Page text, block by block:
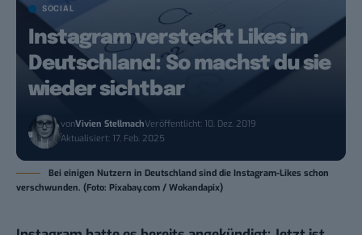
SOCIAL
Instagram versteckt Likes in
Deutschland: So machst du sie
wieder sichtbar
vonVivien StellmachVeröffentlicht: 10. Dez. 2019
Aktualisiert: 17. Feb. 2025
Bei einigen Nutzern in Deutschland sind die Instagram-Likes schon
verschwunden. (Foto: Pixabay.com / Wokandapix)